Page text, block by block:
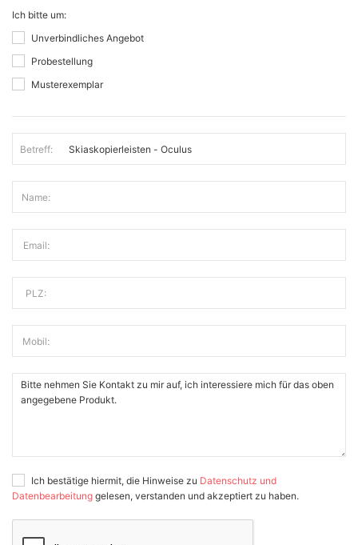
Ich bitte um:
Unverbindliches Angebot
Probestellung
Musterexemplar
Betreff:
Name:
Email:
PLZ:
Mobil:
Ich bestätige hiermit, die Hinweise zu Datenschutz und
Datenbearbeitung gelesen, verstanden und akzeptiert zu haben.